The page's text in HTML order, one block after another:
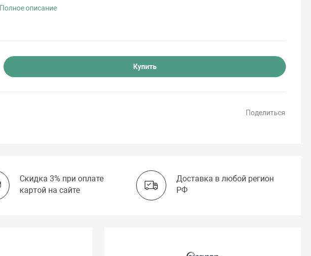
Полное описание
Купить
Поделиться
Скидка 3% при оплате
картой на сайте
Доставка в любой регион
РФ